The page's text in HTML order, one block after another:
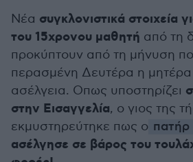
Νέα συγκλονιστικά στοιχεία
του 15χρονου μαθητή από τη
προκύπτουν από τη μήνυση
περασμένη Δευτέρα η μητέρα
ασέλγεια. Οπως υποστηρίζει
στην Εισαγγελία, ο γιος της
εκμυστηρεύτηκε πως ο πατήρ
ασέλγησε σε βάρος του